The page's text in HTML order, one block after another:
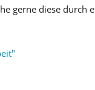
gerne diese durch